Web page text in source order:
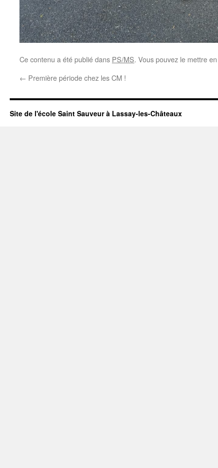
Ce contenu a été publié dans PS/MS. Vous pouvez le mettre
← Première période chez les CM !
Site de l'école Saint Sauveur à Lassay-les-Châteaux